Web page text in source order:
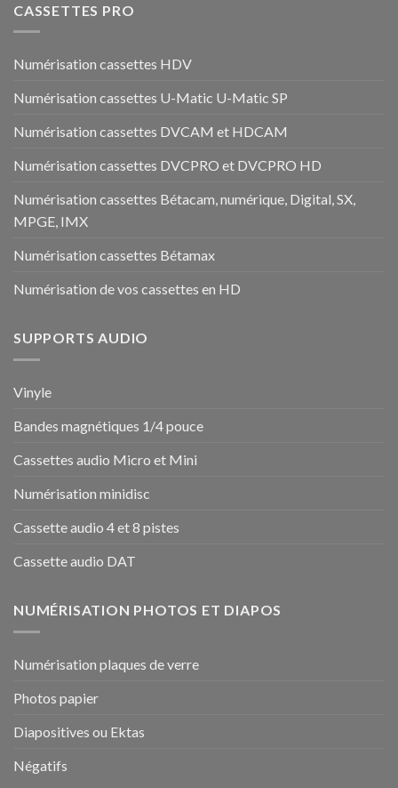
CASSETTES PRO
Numérisation cassettes HDV
Numérisation cassettes U-Matic U-Matic SP
Numérisation cassettes DVCAM et HDCAM
Numérisation cassettes DVCPRO et DVCPRO HD
Numérisation cassettes Bétacam, numérique, Digital, SX,
MPGE, IMX
Numérisation cassettes Bétamax
Numérisation de vos cassettes en HD
SUPPORTS AUDIO
Vinyle
Bandes magnétiques 1/4 pouce
Cassettes audio Micro et Mini
Numérisation minidisc
Cassette audio 4 et 8 pistes
Cassette audio DAT
NUMÉRISATION PHOTOS ET DIAPOS
Numérisation plaques de verre
Photos papier
Diapositives ou Ektas
Négatifs